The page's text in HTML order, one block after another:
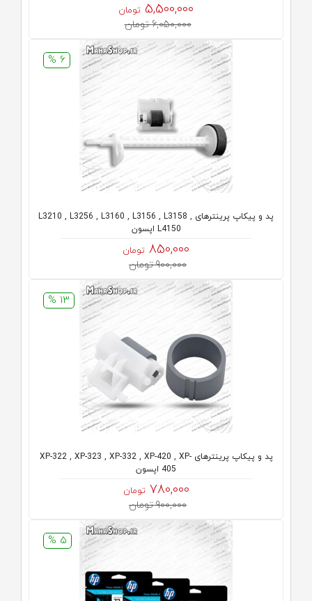
5,500,000 تومان
6,050,000 تومان
6 %
پد و پیکاپ پرینترهای L3210 , L3256 , L3160 , L3156 , L3158 ,
L4150 اپسون
850,000 تومان
900,000 تومان
13 %
پد و پیکاپ پرینترهای XP-322 , XP-323 , XP-332 , XP-420 , XP-
405 اپسون
780,000 تومان
900,000 تومان
5 %